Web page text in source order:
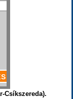
Csíkszereda).